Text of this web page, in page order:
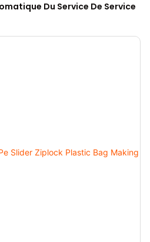
Du Service De Service